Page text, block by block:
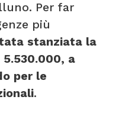
Per far
più
stanziata la
a
per le
.